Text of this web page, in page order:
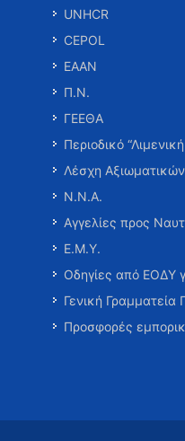
UNHCR
CEPOL
ΕΑΑΝ
Π.Ν.
ΓΕΕΘΑ
Περιοδικό
Λέσχη Αξιωματικών
Ν.Ν.Α.
Αγγελίες προς
Ε.Μ.Υ.
Οδηγίες από ΕΟΔΥ
Γενική Γραμματεία
Προσφορές